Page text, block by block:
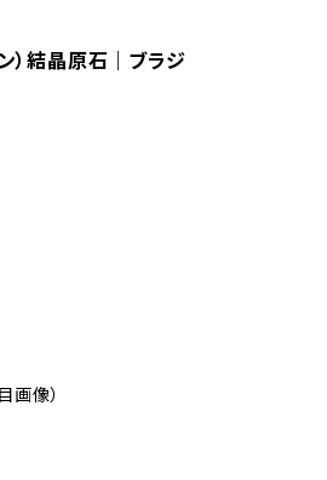
）結晶原石｜ブラジ
画像）